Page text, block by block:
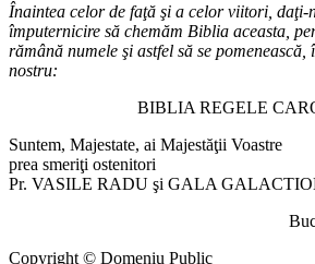
Înaintea celor de faţă şi a celor viitori, daţi-
împuternicire să chemăm Biblia aceasta,
rămână numele şi astfel să se pomenească,
nostru:
BIBLIA REGELE
Suntem, Majestate, ai Majestăţii Voastre
prea smeriţi ostenitori
Pr. VASILE RADU şi GALA
Copyright © Domeniu Public